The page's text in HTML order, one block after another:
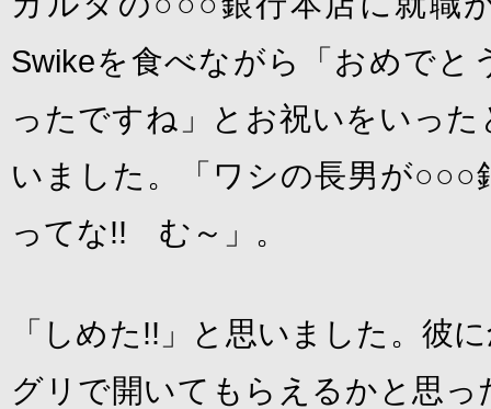
Swikeを食べながら「おめでと
ったですね」とお祝いをいっ
いました。「ワシの長男が○○○
ってな!! む～」。
「しめた!!」と思いました。彼
グリで開いてもらえるかと思